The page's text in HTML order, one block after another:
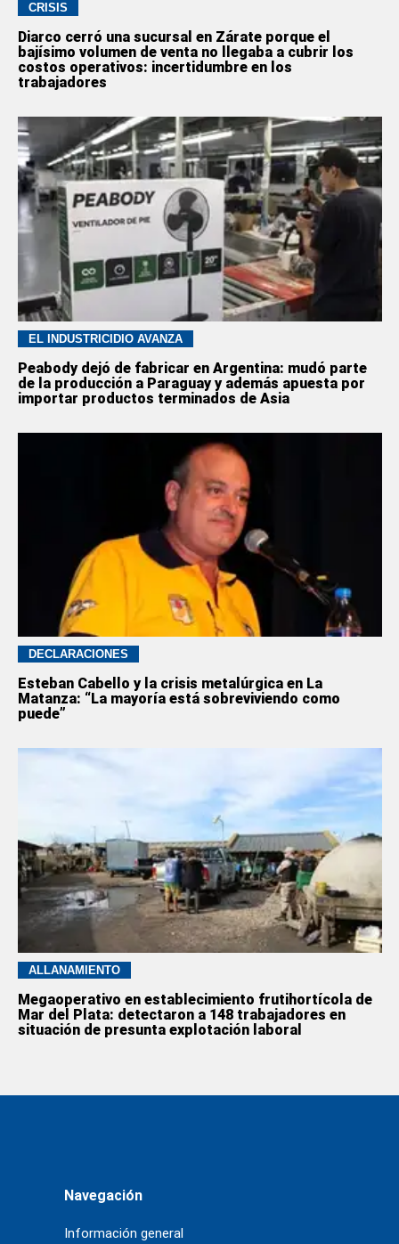
CRISIS
Diarco cerró una sucursal en Zárate porque el
bajísimo volumen de venta no llegaba a cubrir los
costos operativos: incertidumbre en los
trabajadores
EL INDUSTRICIDIO AVANZA
Peabody dejó de fabricar en Argentina: mudó parte
de la producción a Paraguay y además apuesta por
importar productos terminados de Asia
DECLARACIONES
Esteban Cabello y la crisis metalúrgica en La
Matanza: “La mayoría está sobreviviendo como
puede”
ALLANAMIENTO
Megaoperativo en establecimiento frutihortícola de
Mar del Plata: detectaron a 148 trabajadores en
situación de presunta explotación laboral
Navegación
Información general